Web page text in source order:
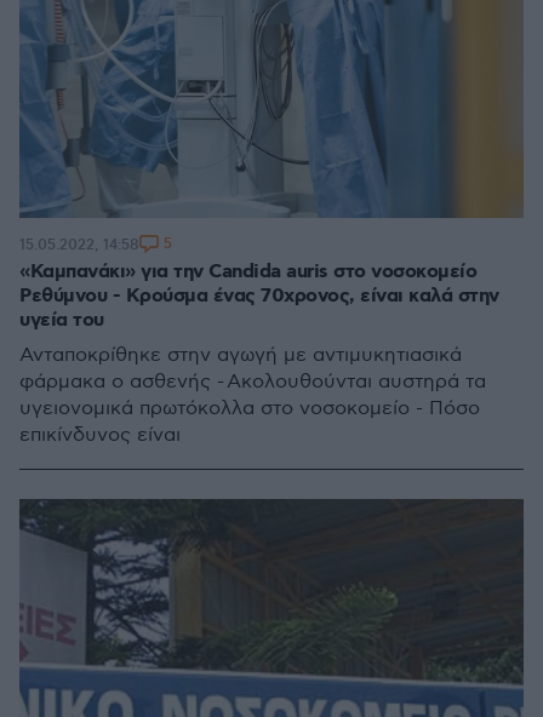
«Καμπανάκι» για την Candida auris στο νοσοκομείο
Ρεθύμνου - Κρούσμα ένας 70χρονος, είναι καλά στην
υγεία του
Ανταποκρίθηκε στην αγωγή με αντιμυκητιασικά
φάρμακα ο ασθενής - Ακολουθούνται αυστηρά τα
υγειονομικά πρωτόκολλα στο νοσοκομείο - Πόσο
επικίνδυνος είναι
15.05.2022, 14:58 5